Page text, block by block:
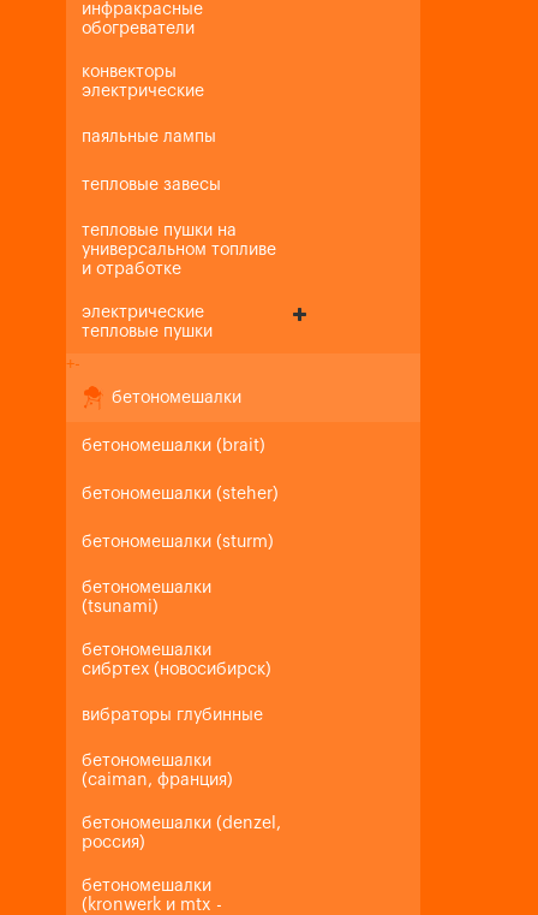
инфракрасные
обогреватели
конвекторы
электрические
паяльные лампы
тепловые завесы
тепловые пушки на
универсальном топливе
и отработке
электрические
тепловые пушки
+-
бетономешалки
бетономешалки (brait)
бетономешалки (steher)
бетономешалки (sturm)
бетономешалки
(tsunami)
бетономешалки
сибртех (новосибирск)
вибраторы глубинные
бетономешалки
(caiman, франция)
бетономешалки (denzel,
россия)
бетономешалки
(kronwerk и mtx -